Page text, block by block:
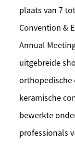
plaats van 7
Convention &
Annual
uitgebreide
orthopedische
keramische
bewerkte
professionals